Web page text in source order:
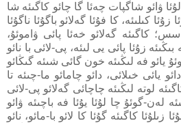
ۋائو شاگپات چەئا گا چائو كاگىئە شا
زۇئا كىلىئە، كا فۇئا گەلائو باگۇئا ناگۇئا
كاگىئە گەلائو خەئا پائى ۋاموئۇ،
بىڭىئە زۇئا پائى يى لىئە، پى-لائى با نائو
يائو فە لىڭىئە خون گائى شىئە گىڭائو
يائى خىلائى، دائو چامائو ما-چىئە تا
لوتە لىڭىئە چاچائى گەلائو پى-لائى
لەن-گوئۇ چا لۇئا يۇئا فە باچىئە ۋائو
زىلۇئا كاگىئە گۇئا كا لائو با-مائو، نائو